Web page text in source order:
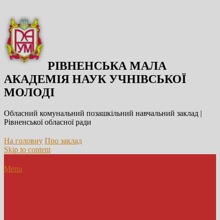
РІВНЕНСЬКА МАЛА
АКАДЕМІЯ НАУК УЧНІВСЬКОЇ
МОЛОДІ
Обласний комунальний позашкільний навчальний заклад |
Рівненської обласної ради
На головну Про заклад
Skip to content
Menu